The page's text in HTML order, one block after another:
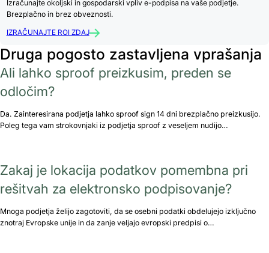
Izračunajte okoljski in gospodarski vpliv e-podpisa na vaše podjetje.
Brezplačno in brez obveznosti.
IZRAČUNAJTE ROI ZDAJ
Druga pogosto zastavljena vprašanja
Ali lahko sproof preizkusim, preden se
odločim?
Da. Zainteresirana podjetja lahko sproof sign 14 dni brezplačno preizkusijo.
Poleg tega vam strokovnjaki iz podjetja sproof z veseljem nudijo…
Zakaj je lokacija podatkov pomembna pri
rešitvah za elektronsko podpisovanje?
Mnoga podjetja želijo zagotoviti, da se osebni podatki obdelujejo izključno
znotraj Evropske unije in da zanje veljajo evropski predpisi o…